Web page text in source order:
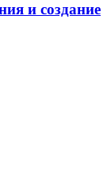
и создание